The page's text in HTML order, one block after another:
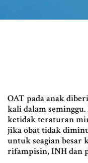
OAT pada anak
kali dalam
ketidak teraturan
jika obat tidak
untuk seagian besar
rifampisin, INH dan